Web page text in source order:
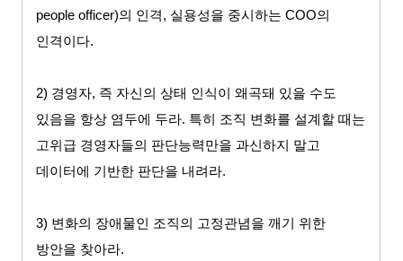
people officer)의 인격, 실용성을 중시하는 COO의
인격이다.
2) 경영자, 즉 자신의 상태 인식이 왜곡돼 있을 수도
있음을 항상 염두에 두라. 특히 조직 변화를 설계할 때는
고위급 경영자들의 판단능력만을 과신하지 말고
데이터에 기반한 판단을 내려라.
3) 변화의 장애물인 조직의 고정관념을 깨기 위한
방안을 찾아라.